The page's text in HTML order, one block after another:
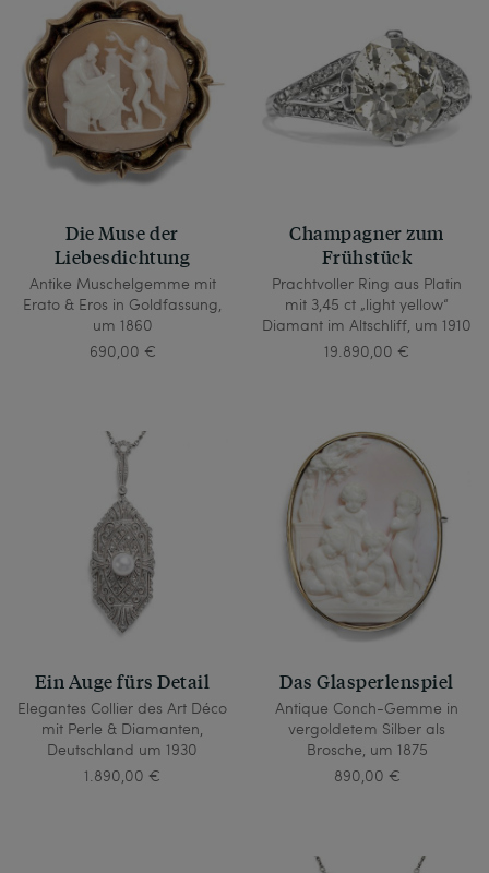
Die Muse der
Liebesdichtung
Antike Muschelgemme mit
Erato & Eros in Goldfassung,
um 1860
690,00 €
Champagner zum
Frühstück
Prachtvoller Ring aus Platin
mit 3,45 ct „light yellow“
Diamant im Altschliff, um 1910
19.890,00 €
Ein Auge fürs Detail
Elegantes Collier des Art Déco
mit Perle & Diamanten,
Deutschland um 1930
1.890,00 €
Das Glasperlenspiel
Antique Conch-Gemme in
vergoldetem Silber als
Brosche, um 1875
890,00 €